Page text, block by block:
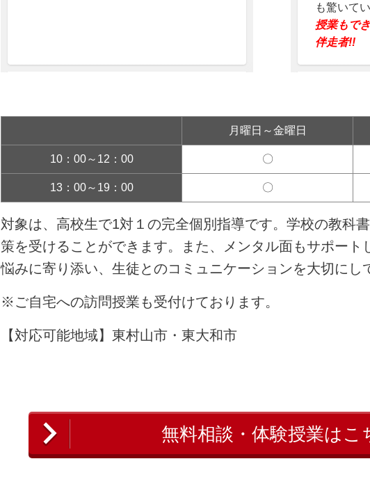
も驚いて
授業もで
伴走者!!
月曜日～金曜日
10：00～12：00 〇
13：00～19：00 〇
対象は、高校生で1対１の完全個別指導です。学校の教科
策を受けることができます。また、メンタル面もサポート
悩みに寄り添い、生徒とのコミュニケーションを大切にし
※ご自宅への訪問授業も受付けております。
【対応可能地域】東村山市・東大和市
無料相談・体験授業はこ